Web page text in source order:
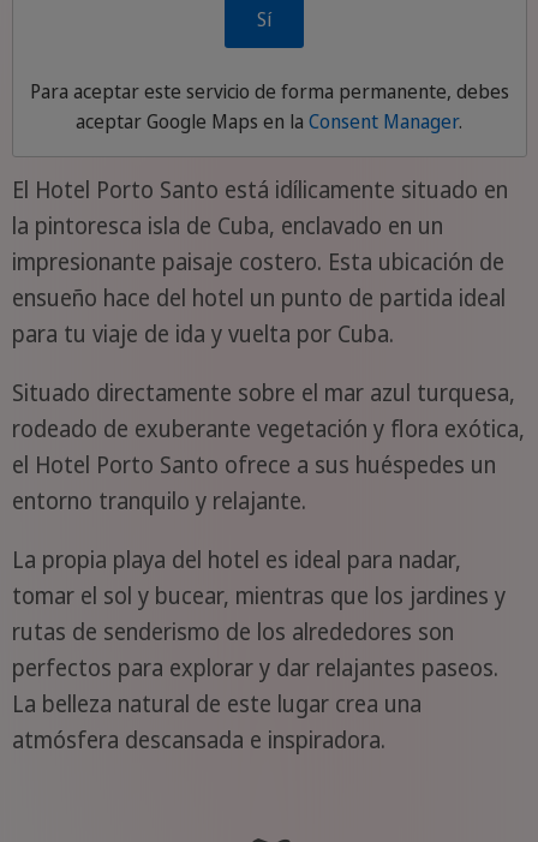
Sí
Para aceptar este servicio de forma permanente, debes
aceptarGoogle Maps en la Consent Manager.
El Hotel Porto Santo está idílicamente situado en
la pintoresca isla de Cuba, enclavado en un
impresionante paisaje costero. Esta ubicación de
ensueño hace del hotel un punto de partida ideal
para tu viaje de ida y vuelta por Cuba.
Situado directamente sobre el mar azul turquesa,
rodeado de exuberante vegetación y flora exótica,
el Hotel Porto Santo ofrece a sus huéspedes un
entorno tranquilo y relajante.
La propia playa del hotel es ideal para nadar,
tomar el sol y bucear, mientras que los jardines y
rutas de senderismo de los alrededores son
perfectos para explorar y dar relajantes paseos.
La belleza natural de este lugar crea una
atmósfera descansada e inspiradora.